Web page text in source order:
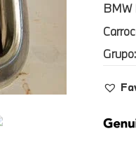
BMW
Grupo: